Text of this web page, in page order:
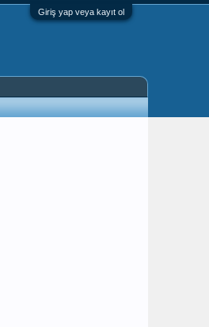
Giriş yap veya kayıt ol